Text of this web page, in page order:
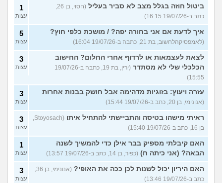
ביטול חוזה בגלל מצב לא סביר בעליל
כתב ב-19/07/26 16:15)
1
עצות
איך לדעת אם אני בחורה יפה? / מושכת כלפי חוץ?
(לאמפסיקהלחשוב, בת 21, כתבה ב-19/07/26 16:04)
5
עצות
לצאת לעצמאות או לרדוף אחרי החלום? החישוב
הכלכלי שלי לא מסתדר
(ירין, בת 19, כתבה ב-19/07/26
15:55)
3
עצות
עזרה ויעוץ: בזוגיות מדהימה אבל חושק בבנות אחרות
(אנונימי, בן 20, כתב ב-19/07/26 15:44)
3
עצות
ראיתי מישהו בטיסה והתביישתי להתחיל איתו
בן 16, כתב ב-19/07/26 15:40)
3
עצות
האם קיבלתי מספיק בבר אילן כדי להמשיך לשנה
הבאה? (אני כיתה ח) (כפיר, בן 14, כתב ב-19/07/26 13:57)
1
עצות
האם היריון יכול לשנות לכן ככה את האופי?
כתב ב-19/07/26 13:46)
3
עצות